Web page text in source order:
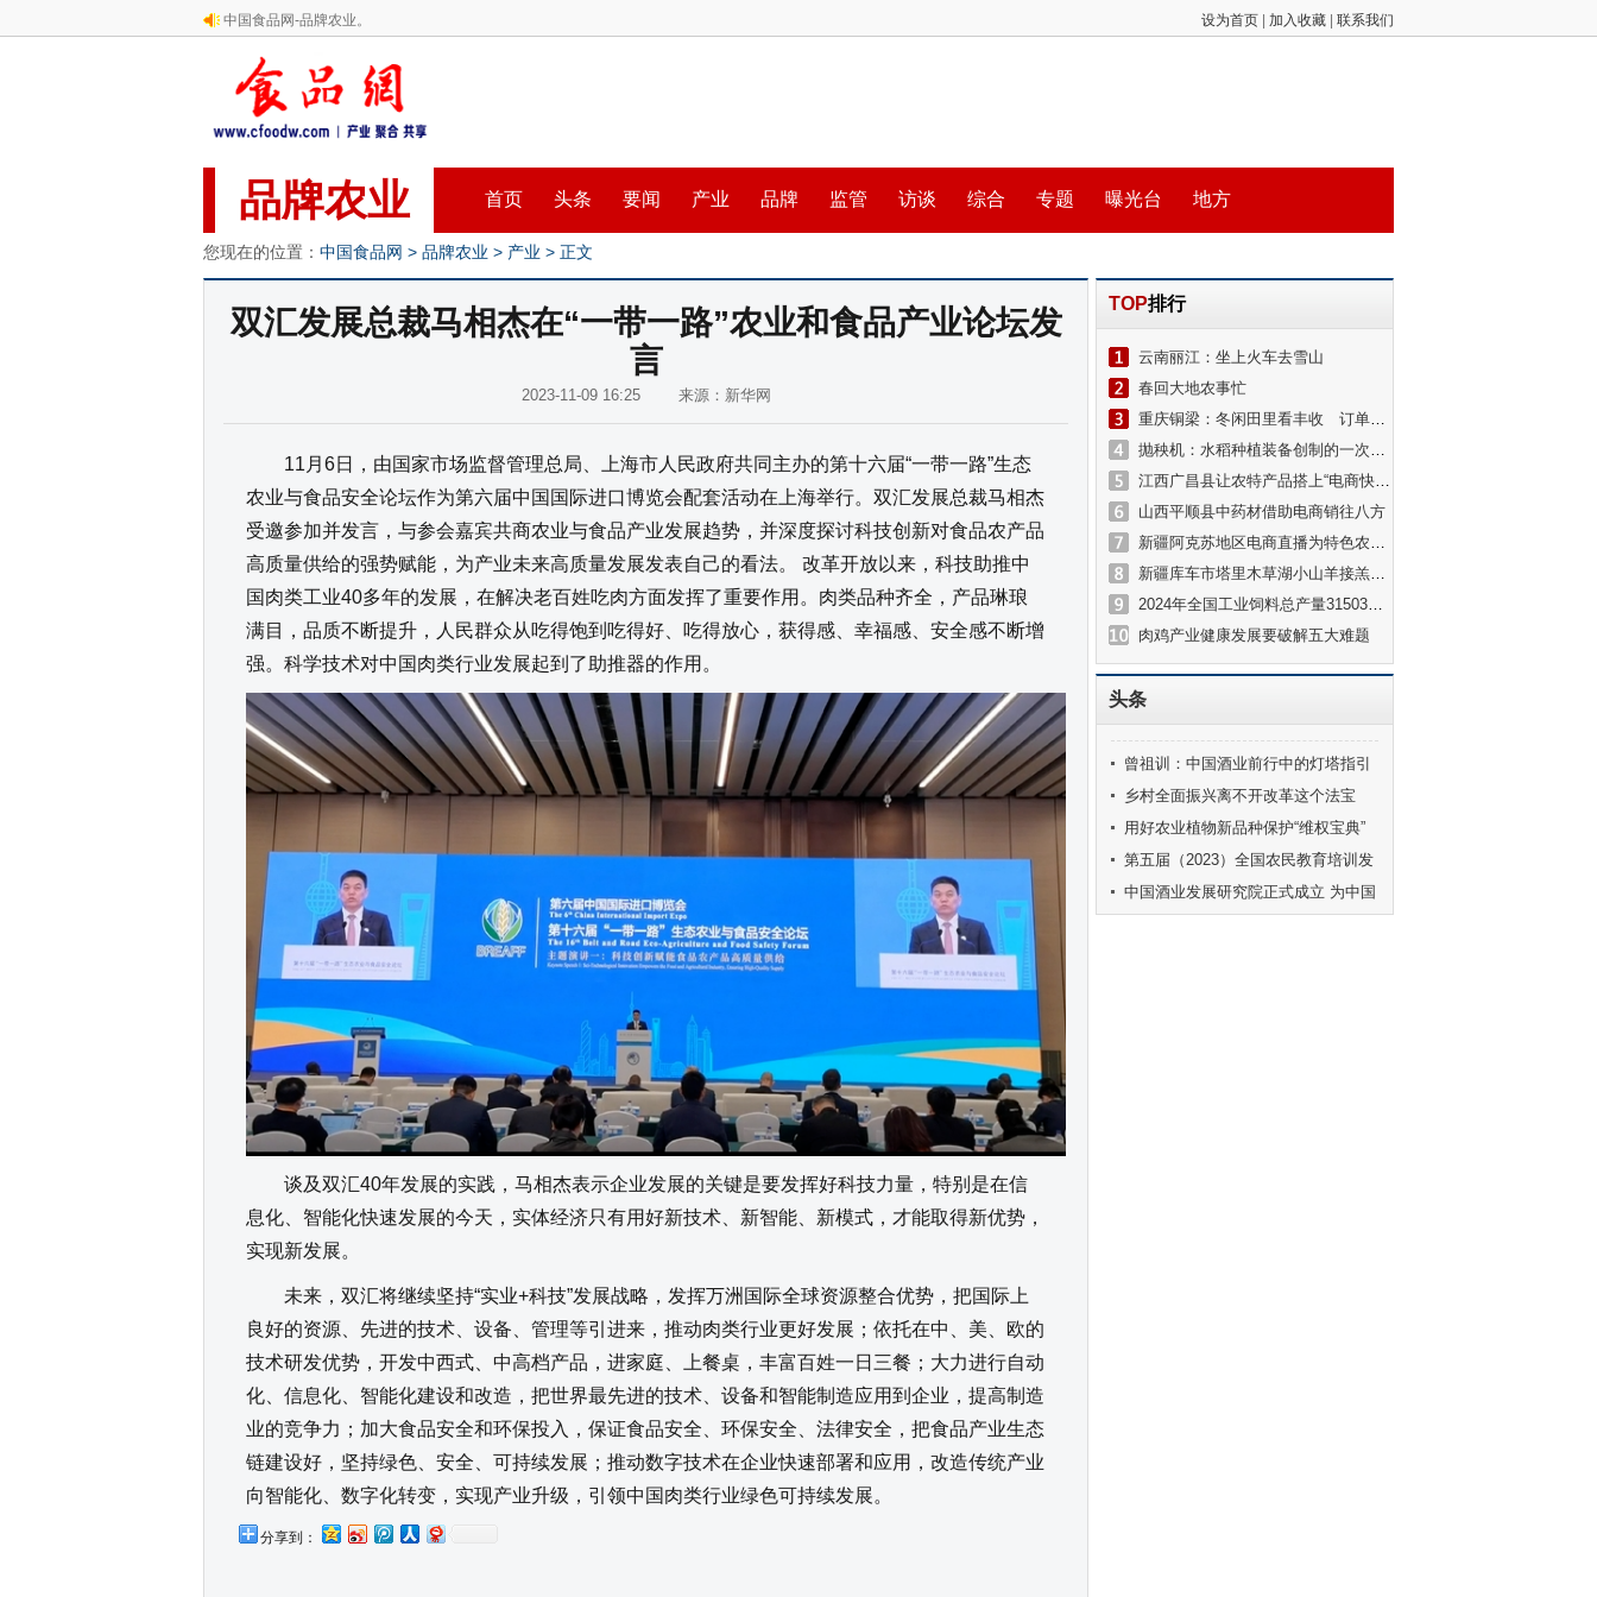
中国食品网-品牌农业。 设为首页 加入收藏 联系我们
品牌农业 首页 头条 要闻 产业 品牌 监管 访谈 综合 专题 曝光台 地方
您现在的位置： 中国食品网 > 品牌农业 > 产业 > 正文
双汇发展总裁马相杰在“一带一路”农业和食品产业论坛发
言
2023-11-09 16:25 来源：新华网
11月6日，由国家市场监督管理总局、上海市人民政府共同主办的第十六届“一带一路”生态
农业与食品安全论坛作为第六届中国国际进口博览会配套活动在上海举行。双汇发展总裁马相杰
受邀参加并发言，与参会嘉宾共商农业与食品产业发展趋势，并深度探讨科技创新对食品农产品
高质量供给的强势赋能，为产业未来高质量发展发表自己的看法。 改革开放以来，科技助推中
国肉类工业40多年的发展，在解决老百姓吃肉方面发挥了重要作用。肉类品种齐全，产品琳琅
满目，品质不断提升，人民群众从吃得饱到吃得好、吃得放心，获得感、幸福感、安全感不断增
强。科学技术对中国肉类行业发展起到了助推器的作用。
谈及双汇40年发展的实践，马相杰表示企业发展的关键是要发挥好科技力量，特别是在信
息化、智能化快速发展的今天，实体经济只有用好新技术、新智能、新模式，才能取得新优势，
实现新发展。
未来，双汇将继续坚持“实业+科技”发展战略，发挥万洲国际全球资源整合优势，把国际上
良好的资源、先进的技术、设备、管理等引进来，推动肉类行业更好发展；依托在中、美、欧的
技术研发优势，开发中西式、中高档产品，进家庭、上餐桌，丰富百姓一日三餐；大力进行自动
化、信息化、智能化建设和改造，把世界最先进的技术、设备和智能制造应用到企业，提高制造
业的竞争力；加大食品安全和环保投入，保证食品安全、环保安全、法律安全，把食品产业生态
链建设好，坚持绿色、安全、可持续发展；推动数字技术在企业快速部署和应用，改造传统产业
向智能化、数字化转变，实现产业升级，引领中国肉类行业绿色可持续发展。
分享到：
TOP排行
云南丽江：坐上火车去雪山
春回大地农事忙
重庆铜梁：冬闲田里看丰收 订单农业保收益
抛秧机：水稻种植装备创制的一次新探索
江西广昌县让农特产品搭上“电商快车”
山西平顺县中药材借助电商销往八方
新疆阿克苏地区电商直播为特色农产品打开“云销路”
新疆库车市塔里木草湖小山羊接羔育幼正当时
2024年全国工业饲料总产量31503万吨
肉鸡产业健康发展要破解五大难题
头条
曾祖训：中国酒业前行中的灯塔指引
着酒业健康发展的方向
乡村全面振兴离不开改革这个法宝
用好农业植物新品种保护“维权宝典”
第五届（2023）全国农民教育培训发
展论坛在重庆潼南举办
中国酒业发展研究院正式成立 为中国